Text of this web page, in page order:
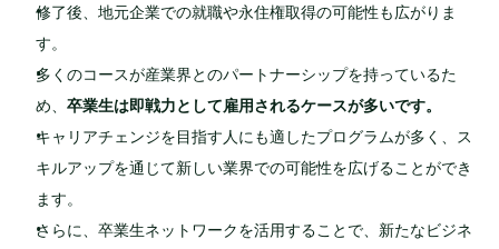
修了後、地元企業での就職や永住権取得の可能性も広がりま
す。
多くのコースが産業界とのパートナーシップを持っているた
め、 卒業生は即戦力として雇用されるケースが多いです。
キャリアチェンジを目指す人にも適したプログラムが多く、ス
キルアップを通じて新しい業界での可能性を広げることができ
ます。
さらに、卒業生ネットワークを活用することで、新たなビジネ